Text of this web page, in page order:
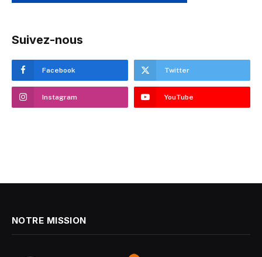
Suivez-nous
Facebook Twitter
Instagram YouTube
NOTRE MISSION